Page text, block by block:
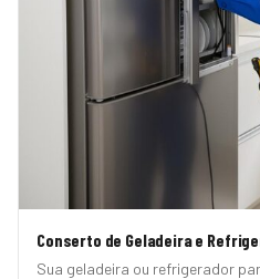
Conserto de Geladeira e
Sua geladeira ou refrigerador